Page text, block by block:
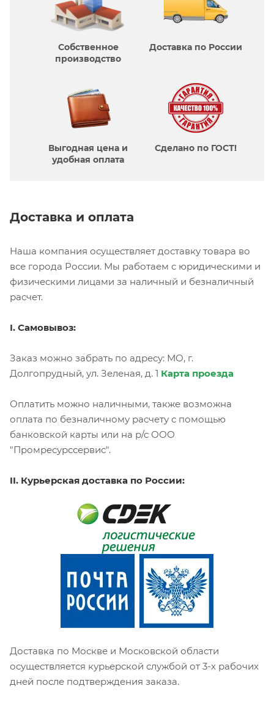
Собственное
производcтво
Доставка по России
Выгодная цена и
удобная оплата
Сделано по ГОСТ!
Доставка и оплата
Наша компания осуществляет доставку товара во
все города России. Мы работаем с юридическими и
физическими лицами за наличный и безналичный
расчет.
I. Самовывоз:
Заказ можно забрать по адресу: МО, г.
Долгопрудный, ул. Зеленая, д. 1 Карта проезда
Оплатить можно наличными, также возможна
оплата по безналичному расчету с помощью
банковской карты или на р/с ООО
"Промресурссервис".
II. Курьерская доставка по России:
Доставка по Москве и Московской области
осуществляется курьерской службой от 3-х рабочих
дней после подтверждения заказа.